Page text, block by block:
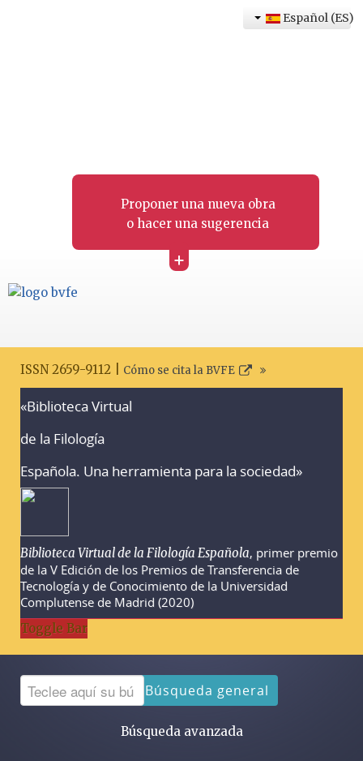
Proponer una nueva obra
o hacer una sugerencia
+
Español (ES)
ISSN 2659-9112 | Cómo se cita la BVFE
«Biblioteca Virtual
de la Filología
Española. Una herramienta para la sociedad»
Biblioteca Virtual de la Filología Española, primer premio
de la V Edición de los Premios de Transferencia de
Tecnología y de Conocimiento de la Universidad
Complutense de Madrid (2020)
Toggle Bar
Búsqueda general
Búsqueda avanzada